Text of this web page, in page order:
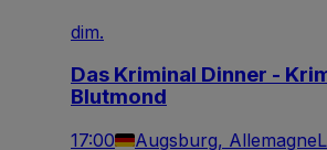
dim.
Das Kriminal Dinner -
Blutmond
17:00 Augsburg, Allemagne